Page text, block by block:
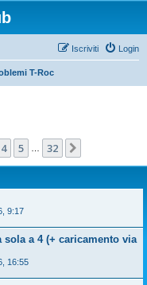
Login
Iscriviti
T-Roc
32
4 5 32
9:17
sola a 4 (+ caricamento via
16:55